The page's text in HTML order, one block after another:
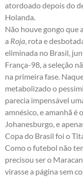
atordoado depois do
Holanda.
Não houve gongo que
a Roja, rota e
eliminada no Brasil,
França-98, a seleção
na primeira fase.
metabolizado o
parecia impensável
amnésico, e amanhã é
Johanesburgo, e
Copa do Brasil foi o
Como o futebol não
precisou ser o
virasse a página sem